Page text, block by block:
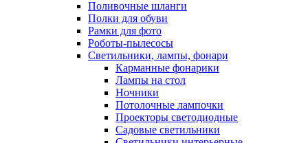
Поливочные шланги
Полки для обуви
Рамки для фото
Роботы-пылесосы
Светильники, лампы, фонари
Карманные фонарики
Лампы на стол
Ночники
Потолочные лампочки
Проекторы светодиодные
Садовые светильники